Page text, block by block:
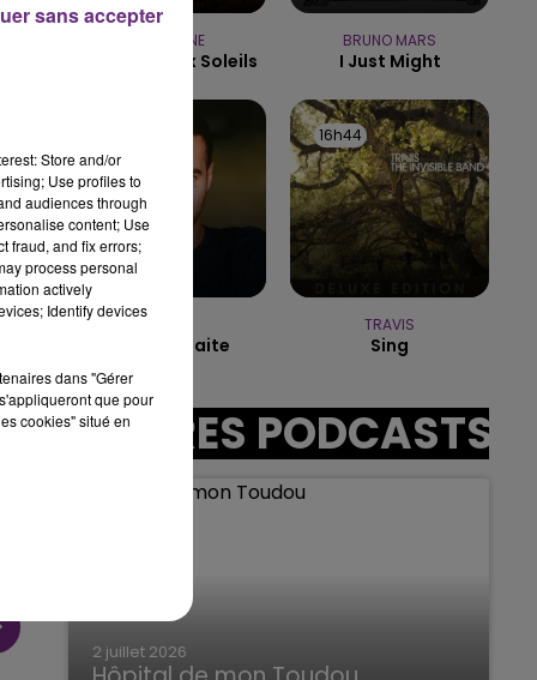
16h00 - 20h00
LE WEEK-END
INDOCHINE
Les Nouveaux Soleils
BRUNO MARS
I Just Might
A L'imparfaite
16h44
16h44
TRAVIS
Sing
AUTRES PODCASTS
2 juillet 2026
Store and/or
Use profiles to
audiences through
content; Use
fraud, and fix errors;
process personal
actively
Identify devices
dans "Gérer
que pour
cookies" situé en
sans accepter